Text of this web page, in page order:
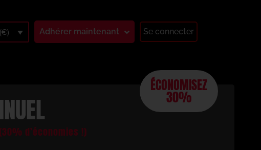
Adhérer maintenant Se connecter
ÉCONOMISEZ
30%
(30% d’économies !)